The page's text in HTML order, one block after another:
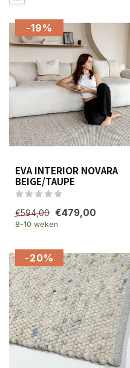
-19%
EVA INTERIOR NOVARA
BEIGE/TAUPE
€594,00 €479,00
8-10 weken
-20%